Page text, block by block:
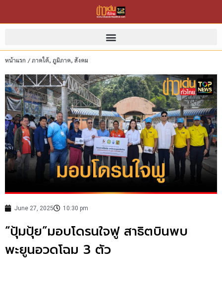
หน้าแรก /ภาคใต้, ภูมิภาค, สังคม
June 27, 2025 10:30 pm
“ปุ้มปุ้ย”มอบโดรนใจฟู สาธิตบินพบ
พะยูนอวดโฉม 3 ตัว